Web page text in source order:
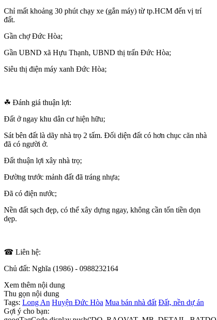
Chỉ mất khoảng 30 phút chạy xe (gắn máy) từ tp.HCM đến vị trí
đất.
Gần chợ Đức Hòa;
Gần UBND xã Hựu Thạnh, UBND thị trấn Đức Hòa;
Siêu thị điện máy xanh Đức Hòa;
☘ Đánh giá thuận lợi:
Đất ở ngay khu dân cư hiện hữu;
Sát bên đất là dãy nhà trọ 2 tấm. Đối diện đất có hơn chục căn nhà
đã có người ở.
Đất thuận lợi xây nhà trọ;
Đường trước mảnh đất đã tráng nhựa;
Đã có điện nước;
Nền đất sạch đẹp, có thể xây dựng ngay, không cần tốn tiền dọn
dẹp.
☎ Liên hệ:
Chủ đất: Nghĩa (1986) - 0988232164
Xem thêm nội dung
Thu gọn nội dung
Tags: Long An Huyện Đức Hòa Mua bán nhà đất Đất, nền dự án
Gợi ý cho bạn: